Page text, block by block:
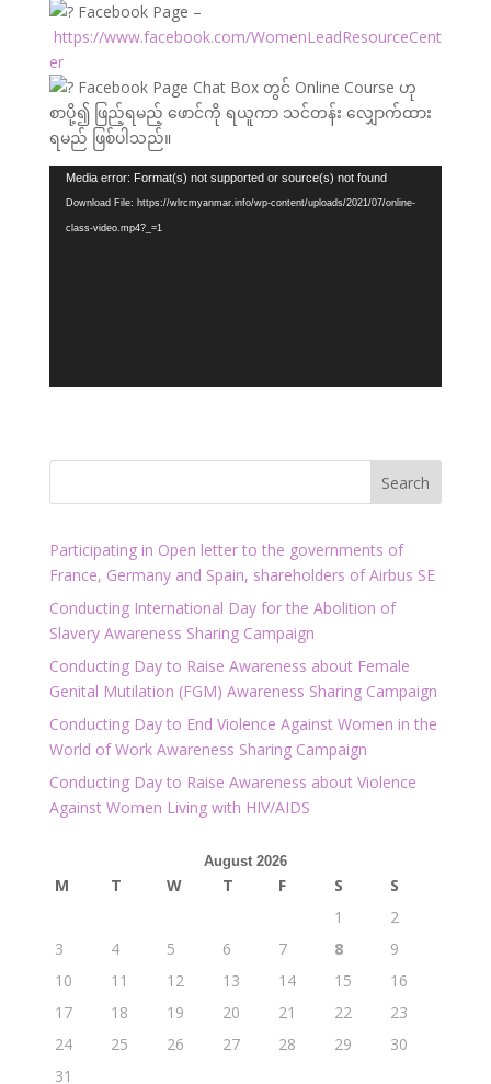
Facebook Page –
https://www.facebook.com/WomenLeadResourceCent
er
Facebook Page Chat Box တွင် Online Course ဟု
စာပို့၍ ဖြည့်ရမည့် ဖောင်ကို ရယူကာ သင်တန်း လျှောက်ထား
ရမည် ဖြစ်ပါသည်။
Video
Player
Media error: Format(s) not supported or source(s) not found
Download File: https://wlrcmyanmar.info/wp-content/uploads/2021/07/online-
class-video.mp4?_=1
Participating in Open letter to the governments of
France, Germany and Spain, shareholders of Airbus SE
Conducting International Day for the Abolition of
Slavery Awareness Sharing Campaign
Conducting Day to Raise Awareness about Female
Genital Mutilation (FGM) Awareness Sharing Campaign
Conducting Day to End Violence Against Women in the
World of Work Awareness Sharing Campaign
Conducting Day to Raise Awareness about Violence
Against Women Living with HIV/AIDS
August 2026
M T W T F S
S
1
2
3
4 5 6 7 8
9
10
11 12 13 14 15
16
17
18 19 20 21 22
23
24
25 26 27 28 29
30
31